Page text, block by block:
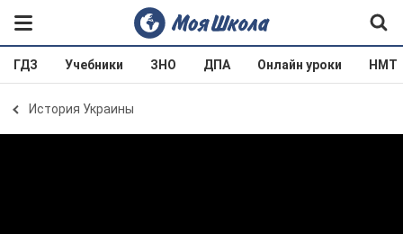
ГДЗ Учебники ЗНО ДПА Онлайн уроки НМТ
История Украины